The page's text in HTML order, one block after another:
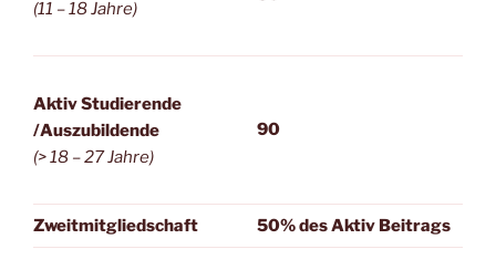
(11 – 18 Jahre)
Aktiv Studierende
/Auszubildende
(> 18 – 27 Jahre)
90
Zweitmitgliedschaft 50% des Aktiv Beitrags